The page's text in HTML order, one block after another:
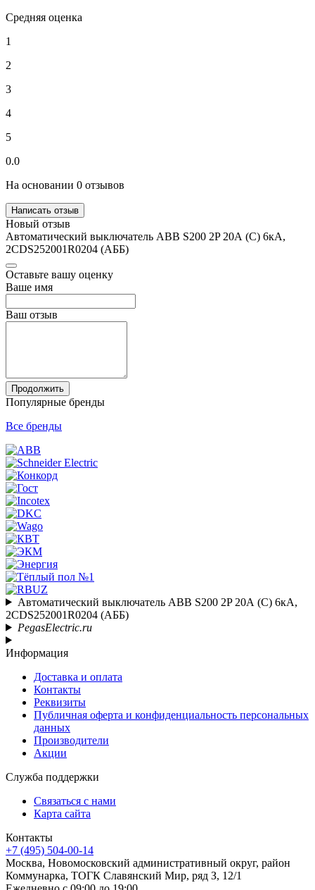
Средняя оценка
1
2
3
4
5
0.0
На основании 0 отзывов
Написать отзыв
Новый отзыв
Автоматический выключатель ABB S200 2P 20А (C) 6кА,
2CDS252001R0204 (АББ)
Оставьте вашу оценку
Ваше имя
Ваш отзыв
Продолжить
Популярные бренды
Все бренды
Автоматический выключатель ABB S200 2P 20А (C) 6кА,
2CDS252001R0204 (АББ)
PegasElectric.ru
Информация
Доставка и оплата
Контакты
Реквизиты
Публичная оферта и конфиденциальность персональных
данных
Производители
Акции
Служба поддержки
Связаться с нами
Карта сайта
Контакты
+7 (495) 504-00-14
Москва, Новомосковский административный округ, район
Коммунарка, ТОГК Славянский Мир, ряд З, 12/1